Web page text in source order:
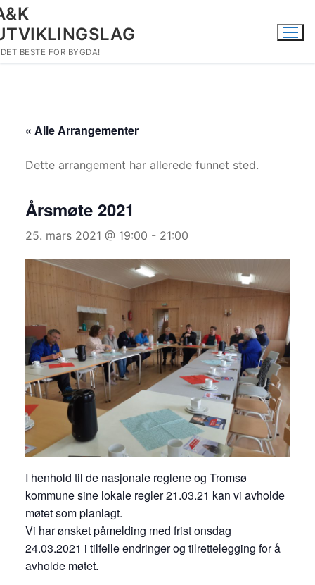
Hopp
til
innholdet
BESTE FOR BYGDA!
« Alle Arrangementer
Dette arrangement har allerede funnet sted.
Årsmøte 2021
25. mars 2021 @ 19:00 - 21:00
I henhold til de nasjonale reglene og Tromsø
kommune sine lokale regler 21.03.21 kan vi avholde
møtet som planlagt.
Vi har ønsket påmelding med frist onsdag
24.03.2021 i tilfelle endringer og tilrettelegging for å
avholde møtet.